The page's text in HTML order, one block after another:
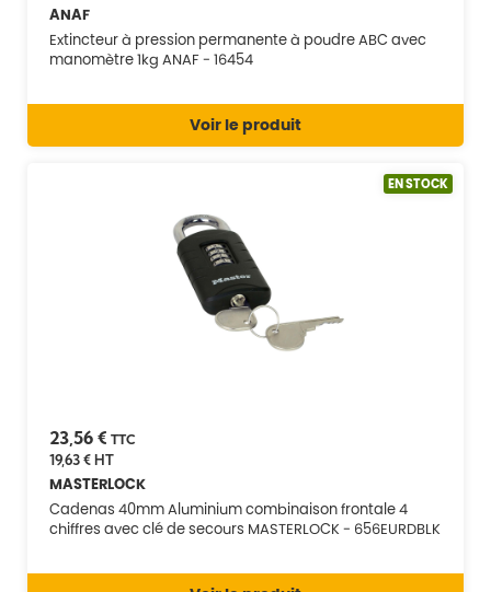
ANAF
Extincteur à pression permanente à poudre ABC avec
manomètre 1kg ANAF - 16454
Voir le produit
EN STOCK
23,56 € TTC
19,63 €HT
MASTERLOCK
Cadenas 40mm Aluminium combinaison frontale 4
chiffres avec clé de secours MASTERLOCK - 656EURDBLK